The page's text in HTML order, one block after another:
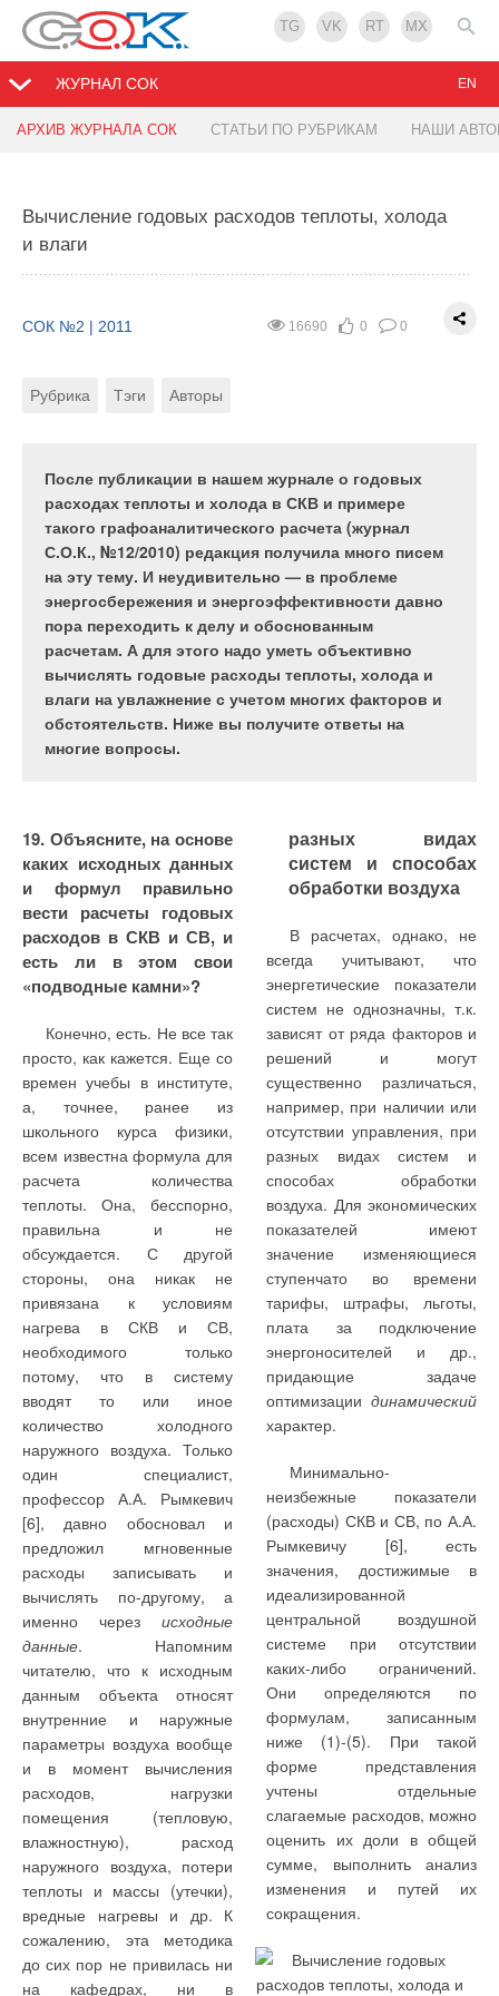
TG VK RT MX
ЖУРНАЛ СОК
АРХИВ ЖУРНАЛА СОК СТАТЬИ ПО РУБРИКАМ НАШИ
EN
Вычисление годовых расходов теплоты, холода
и влаги
16690 0 0
СОК №2 | 2011
Рубрика Тэги Авторы
После публикации в нашем журнале о годовых
расходах теплоты и холода в СКВ и примере
такого графоаналитического расчета (журнал
С.О.К., №12/2010) редакция получила много писем
на эту тему. И неудивительно — в проблеме
энергосбережения и энергоэффективности давно
пора переходить к делу и обоснованным
расчетам. А для этого надо уметь объективно
вычислять годовые расходы теплоты, холода и
влаги на увлажнение с учетом многих факторов и
обстоятельств. Ниже вы получите ответы на
многие вопросы.
19. Объясните, на основе
каких исходных данных
и формул правильно
вести расчеты годовых
расходов в СКВ и СВ, и
есть ли в этом свои
«подводные камни»?
Конечно, есть. Не все так
просто, как кажется. Еще со
времен учебы в институте,
а, точнее, ранее из
школьного курса физики,
всем известна формула для
расчета количества
теплоты. Она, бесспорно,
правильна и не
обсуждается. С другой
стороны, она никак не
привязана к условиям
нагрева в СКВ и СВ,
необходимого только
потому, что в систему
вводят то или иное
количество холодного
наружного воздуха. Только
один специалист,
профессор А.А. Рымкевич
[6], давно обосновал и
предложил мгновенные
расходы записывать и
вычислять по-другому, а
именно через исходные
данные. Напомним
читателю, что к исходным
данным объекта относят
внутренние и наружные
параметры воздуха вообще
и в момент вычисления
расходов, нагрузки
помещения (тепловую,
влажностную), расход
наружного воздуха, потери
теплоты и массы (утечки),
вредные нагревы и др. К
сожалению, эта методика
до сих пор не привилась ни
на кафедрах, ни в
разных видах
систем и способах
обработки воздуха
В расчетах, однако, не
всегда учитывают, что
энергетические показатели
систем не однозначны, т.к.
зависят от ряда факторов и
решений и могут
существенно различаться,
например, при наличии или
отсутствии управления, при
разных видах систем и
способах обработки
воздуха. Для экономических
показателей имеют
значение изменяющиеся
ступенчато во времени
тарифы, штрафы, льготы,
плата за подключение
энергоносителей и др.,
придающие задаче
оптимизации динамический
характер.
Минимально-
неизбежные показатели
(расходы) СКВ и СВ, по А.А.
Рымкевичу [6], есть
значения, достижимые в
идеализированной
центральной воздушной
системе при отсутствии
каких-либо ограничений.
Они определяются по
формулам, записанным
ниже (1)-(5). При такой
форме представления
учтены отдельные
слагаемые расходов, можно
оценить их доли в общей
сумме, выполнить анализ
изменения и путей их
сокращения.
СОК №2 | 2011
Рубрика Тэги
В статье излагаются результаты технико-
потребителей сжиженным газом от
индивидуальных баллонных и резервуарных
установок. Приводится обоснование схемно-
параметрических решений источников
газоснабжения, даются рекомендации по выбору
рациональной области применения баллонных и
резервуарных установок сжиженного газа для
газоснабжения индивидуальных жилых зданий
усадебного (коттеджного) типа.
В современной практике
реализуется в двух
вариантах:
централизованно (на базе
групповых резервуарных
установок) и
децентрализовано (на базе
индивидуальных
емкостью 50 л). Первая
схема применяется при
газификации жилых
массивов с многоэтажной
застройкой. Вторая — при
газификации жилых
массивов с одноэтажной
застройкой. Но
сложившаяся практика
газификации населенных
пунктов одноэтажной
застройки только на базе
газобаллонных установок не
отвечает современным
техническим и социально-
экономическим
требованиям к системам
инженерного оборудования.
Низкая
паропроизводительность
газобаллонных установок в
сочетании с небольшим
запасом газа у потребителя
исключает применение
газообразного топлива на
нужды отопления и
обуславливает
использование на эти цели
твердого топлива (уголь,
дрова). Указанное
обстоятельство негативно
сказывается на санитарно-
гигиенических условиях
жизни населения, ухудшает
экологию населенных
пунктов, снижает общий
уровень и культуру
инженерного сервиса.
Таким образом,
естественной
регазификацией
сжиженного газа [1].
максимально учитывает
конкретные особенности
объектов газоснабжения и
обеспечивает надежную,
безопасную и экономичную
эксплуатацию систем
газоснабжения при
использовании сжиженного
газа с повышенным (до 50
%) содержанием бутана
(табл. 1). Как видно из табл.
1, при использовании газа
на нужды
пищеприготовления
(пищеприготовления
горячего водоснабжения) в
качестве базового варианта
может быть принята
децентрализованная
система газоснабжения от
индивидуального
объемом 1,3 м
качестве альтернативы —
баллонная система
газоснабжения от
индивидуальной
газобаллонной установки
емкостью 50 л,
размещенной в кухне.
Применение
газобаллонных установок по
сравнению с
резервуарными снижает
капитальные вложения в
сооружения систем
газоснабжения. Вместе с
тем, увеличиваются
транспортные расходы по
доставке газа потребителям
газонаполнительной
станции (ГНС) по его
19433 0 0
СОК №2 | 2011
загрязнений является одной из важнейших
здоровья нынешнего и будущих поколений, а
также на обеспечение воспроизводства и
рационального использования ресурсов. Статья 3
Федерального закона «Об охране окружающей
среды» подчеркивает, что«…охрана,
воспроизводство и рациональное использование
природных ресурсов является необходимым
условием обеспечения благоприятной
окружающей среды и экологической
безопасности…».
на территории Российской
Федерации, диктуют очень
жесткие требования к
качеству сбрасываемых в
водоемы сточных вод [1].
Допустимые концентрации
загрязняющих веществ, во
устанавливаются на уровне
ПДК для водоемов
рыбохозяйственной
категории водопользования.
Обеспечение
соответствующей глубины
очистки сточных вод требует
применения новых
высокоэффективных
технологий и оборудования.
Для очистки сточных вод до
нормативных требований
фирмой «Креал»
разработаны и реализованы
в промышленном масштабе
технические решения по
реконструкции
существующих очистных
сооружений.
Нормативная очистка
сточных вод от взвешенных
веществ требует их
доочистки на фильтрах с
зернистой загрузкой. Для
стоков, прошедших
биологическую очистку,
хорошие результаты дает
применение фильтров с
плавающей загрузкой
(ФПЗ). В сравнении с
песчаными фильтрами, ФПЗ
устойчиво работают в
условиях значительных
колебаний концентрации
взвешенных веществ в
поступающей на
фильтрование сточной
воде.
решение разработано,
запатентовано и успешно
реализовано в
нашей фирмой.
Разработка
комбинированного
сооружения типа отстойник-
фильтр выполнялась в
несколько этапов. В
сентябре 2002 г. на
Центральной станции
аэрации города Санкт-
Петербурга произведены
испытания фильтра с
плавающей загрузкой,
разработанного нами, в
задачи испытаний входил
выбор материала загрузки,
размера гранул, высоты
слоя загрузки, скорости
фильтрования, отработка
режима промывки,
определение грязеемкости
фильтроцикла.
В процессе испытаний
на фильтр подавалась
биоочищенная сточная
вода из лотка осветленной
воды вторичного отстойника
второй очереди очистных
сооружений. Для
повышения концентрации
взвешенных веществ к
поступающим на
фильтрование стокам
периодически добавляли
активный ил из канала
активного ила вторичных
отстойников второй
очереди.
Измерение расхода
сточной воды на входе и
выходе фильтра